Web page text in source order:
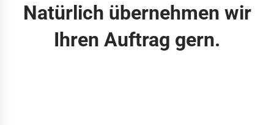
Natürlich übernehmen wir
Ihren Auftrag gern.